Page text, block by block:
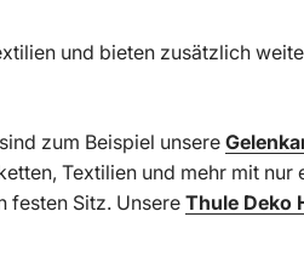
und bieten zusätzlich
zum Beispiel unsere
Textilien und mehr mit nur
festen Sitz. Unsere Thule Deko